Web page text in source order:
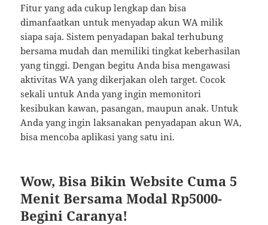
Fitur yang ada cukup lengkap dan bisa
dimanfaatkan untuk menyadap akun WA milik
siapa saja. Sistem penyadapan bakal terhubung
bersama mudah dan memiliki tingkat keberhasilan
yang tinggi. Dengan begitu Anda bisa mengawasi
aktivitas WA yang dikerjakan oleh target. Cocok
sekali untuk Anda yang ingin memonitori
kesibukan kawan, pasangan, maupun anak. Untuk
Anda yang ingin laksanakan penyadapan akun WA,
bisa mencoba aplikasi yang satu ini.
Wow, Bisa Bikin Website Cuma 5
Menit Bersama Modal Rp5000-
Begini Caranya!